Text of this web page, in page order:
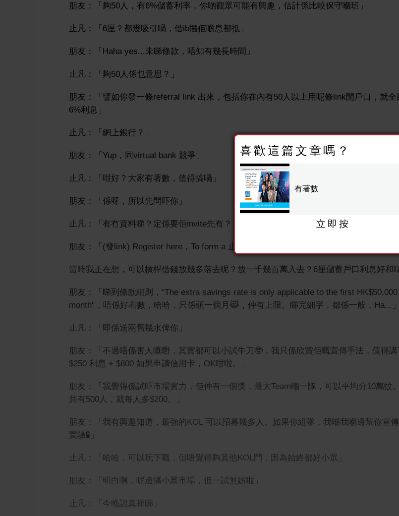
朋友：「夠50人，有6%儲蓄利率，你啲觀眾可能有興趣，估計係比較保守嗰班」
止凡：「6厘？都幾吸引喎，借ib攞佢啲息都抵」
朋友：「Haha yes...未睇條款，唔知有幾長時間」
止凡：「夠50人係乜意思？」
朋友：「譬如你發一條referral link 出來，包括你在內有50人以上用呢條link開戶口，就全
6%利息」
止凡：「網上銀行？」
朋友：「Yup，同virtual bank 競爭」
止凡：「咁好？大家有著數，值得搞喎」
朋友：「係呀，所以先問吓你」
止凡：「有冇資料睇？定係要佢invite先有？」
朋友：「(發link) Register here，To form a 止凡隊」
當時我正在想，可以槓桿借錢放幾多落去呢？放一千幾百萬入去？6厘儲蓄戶口利息好和
朋友：「睇到條款細則，"The extra savings rate is only applicable to the first
month"，唔係好着數，哈哈，只係頭一個月😹，仲有上限。睇完細字，都係一般，Ha...」
止凡：「即係送兩舊幾水俾你」
朋友：「不過唔係害人嘅嘢，其實都可以小試牛刀🤓，我只係欣賞佢嘅宣傳手法，值得講
$250 利息 + $800 如果申請信用卡，OK咁啦。」
朋友：「我覺得係試吓市場實力，佢仲有一個獎，最大Team嗰一隊，可以平均分10萬蚊
共有500人，就每人多$200。」
朋友：「我有興趣知道，最強的KOL 可以招募幾多人。如果你組隊，我喺我嗰邊幫你宣
實驗🧪」
止凡：「哈哈，可以玩下嘅，但唔覺得夠其他KOL鬥，因為始終都好小眾」
朋友：「明白啊，呢邊搞小眾市場，但一試無妨啦」
止凡：「今晚認真睇睇」
喜歡這篇文章嗎？
有著數
立即按